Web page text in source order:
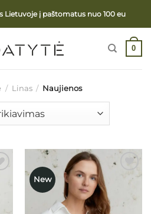
Lietuvoje į paštomatus nuo 100 eu
0
/ Linas / Naujienos
New
Mėgstamiausias